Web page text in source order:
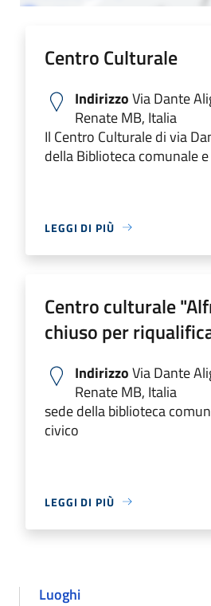
Centro Culturale
IndirizzoVia Dante
Renate MB, Italia
Il Centro Culturale di via
della Biblioteca comunale
LEGGI DI PIÙ
Centro culturale
chiuso per
IndirizzoVia Dante
Renate MB, Italia
sede della biblioteca
civico
LEGGI DI PIÙ
Luoghi